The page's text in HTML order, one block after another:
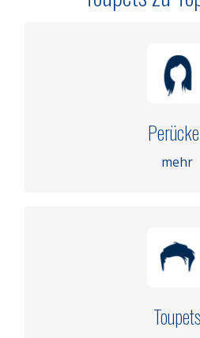
mehr
PERÜCKEN
Toupets